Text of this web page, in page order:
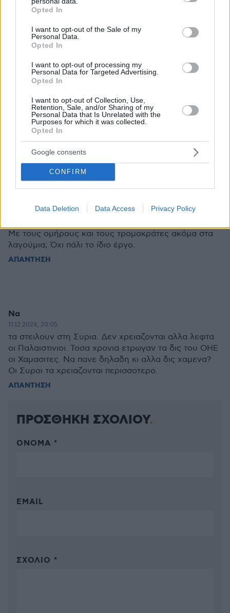
grant or deny consent to Google and its third-party tags to
use your data for below specified purposes in below Google
consent section.
Opted In
I want to opt-out of the Sale of my
Personal Data.
Opted In
I want to opt-out of processing my
Personal Data for Targeted Advertising.
Opted In
I want to opt-out of Collection, Use,
Retention, Sale, and/or Sharing of my
Personal Data that Is Unrelated with the
Purposes for which it was collected.
Opted In
Google consents
CONFIRM
Data Deletion Data Access Privacy Policy
11.12.2024, 20:32
θα έπρεπε να τα δώσουν οι Εβραίοι που νέμονται τον
πλούτο της παλαιστινιακής γης εδώ και 60 χρόνια με
χρόνο.Συγκεντρωνουν οι Ισραηλινοί όλο και
περισσότερο πλούτο αλλά και την αντιστοιχη σιχασια
των πολιτισμένων ανθρώπων.(Εκτός από αυτούς που
έχουν κοινά συμφέροντα).
ΑΠΑΝΤΗΣΗ
jimakos
11.12.2024, 20:22
Να γινουν σωληνες για ρουκετες? οχι να πανε αλλου
ΑΠΑΝΤΗΣΗ
Ανοικοδόμηση πως;
Με τους ομήρους και τους τρομοκράτες ακόμα στα
λαγούμια; Όχι πάλι το ίδιο έργο.
ΑΠΑΝΤΗΣΗ
Να
11.12.2024, 20:05
τα στειλουν στη Συρια. Δεν χρειαζονται αλλα λεφτα
οι Παλαιστινιοι. Τοσα χρονια ετρωγαν τα δις του ΟΗΕ
οι Χαμασιτες. Να πανε δηλαδη κι αλλα δις χαμενα?
Οι Συροι τα χρειαζονται περισσοτερο.
ΑΠΑΝΤΗΣΗ
ΠΡΟΣΘΗΚΗ ΣΧΟΛΙΟΥ
ΌΝΟΜΑ *
EMAIL
ΣΧΌΛΙΟ *